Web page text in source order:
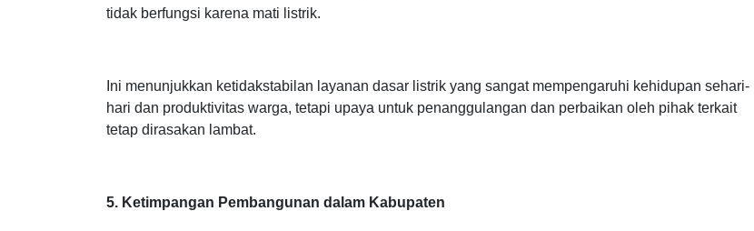
sampai 42 jam tanpa aliran listrik dan penyebabnya belum jelas karena PLN acuh. Peristiwa ini
Ini menunjukkan ketidakstabilan layanan dasar listrik yang sangat mempengaruhi kehidupan sehari-